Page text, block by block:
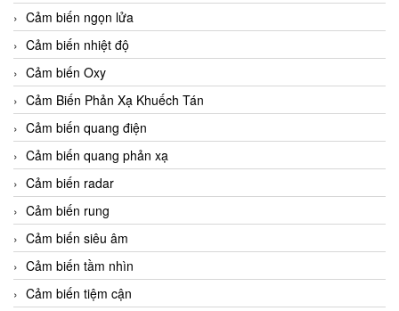
Cảm biến ngọn lửa
Cảm biến nhiệt độ
Cảm biến Oxy
Cảm Biến Phản Xạ Khuếch Tán
Cảm biến quang điện
Cảm biến quang phản xạ
Cảm biến radar
Cảm biến rung
Cảm biến siêu âm
Cảm biến tầm nhìn
Cảm biến tiệm cận